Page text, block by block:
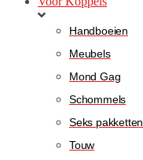
Handboeien
Meubels
Mond Gag
Schommels
Seks pakketten
Touw